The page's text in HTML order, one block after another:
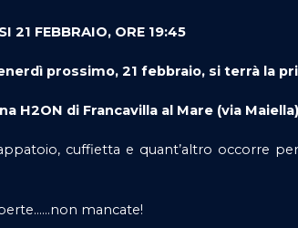
21 FEBBRAIO, ORE 19:45
prossimo, 21 febbraio, si terrà la
H2ON di Francavilla al Mare (via
cuffietta e quant’altro occorre
mancate!